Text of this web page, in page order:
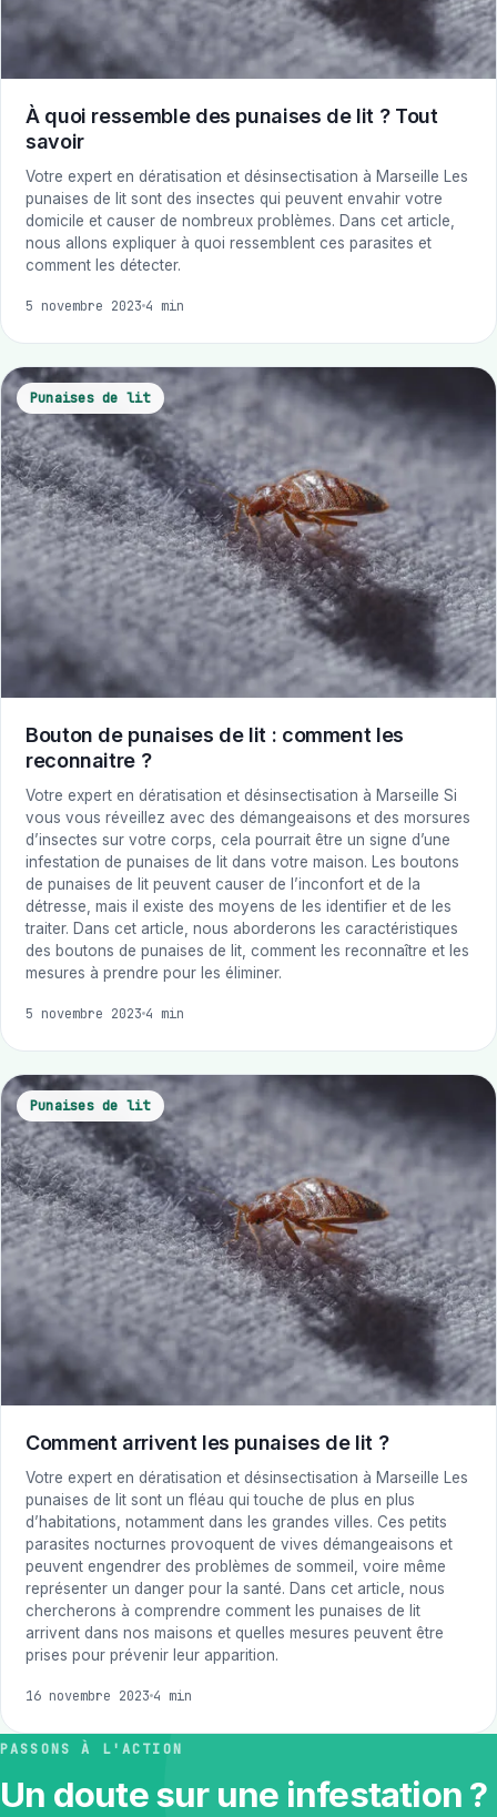
À quoi ressemble des punaises de lit ? Tout
savoir
Votre expert en dératisation et désinsectisation à Marseille Les
punaises de lit sont des insectes qui peuvent envahir votre
domicile et causer de nombreux problèmes. Dans cet article,
nous allons expliquer à quoi ressemblent ces parasites et
comment les détecter.
5 novembre 2023 4 min
Punaises de lit
Bouton de punaises de lit : comment les
reconnaitre ?
Votre expert en dératisation et désinsectisation à Marseille Si
vous vous réveillez avec des démangeaisons et des morsures
d’insectes sur votre corps, cela pourrait être un signe d’une
infestation de punaises de lit dans votre maison. Les boutons
de punaises de lit peuvent causer de l’inconfort et de la
détresse, mais il existe des moyens de les identifier et de les
traiter. Dans cet article, nous aborderons les caractéristiques
des boutons de punaises de lit, comment les reconnaître et les
mesures à prendre pour les éliminer.
5 novembre 2023 4 min
Punaises de lit
Comment arrivent les punaises de lit ?
Votre expert en dératisation et désinsectisation à Marseille Les
punaises de lit sont un fléau qui touche de plus en plus
d’habitations, notamment dans les grandes villes. Ces petits
parasites nocturnes provoquent de vives démangeaisons et
peuvent engendrer des problèmes de sommeil, voire même
représenter un danger pour la santé. Dans cet article, nous
chercherons à comprendre comment les punaises de lit
arrivent dans nos maisons et quelles mesures peuvent être
prises pour prévenir leur apparition.
16 novembre 2023 4 min
PASSONS À L'ACTION
Un doute sur une infestation ?